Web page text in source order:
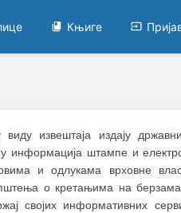
Књиге
извештаја издају
информација штампе и
и одлукама врховне
о кретањима на
својих информативних